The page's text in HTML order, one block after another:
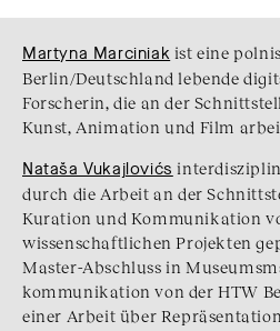
Martyna Marciniak ist eine
Berlin/Deutschland lebende
Forscherin, die an der
Kunst, Animation und Film
Nataša Vukajlovićs
durch die Arbeit an der
Kuration und Kommunikation
wissenschaftlichen Projekten
Master-Abschluss in
kommunikation von der HTW
einer Arbeit über